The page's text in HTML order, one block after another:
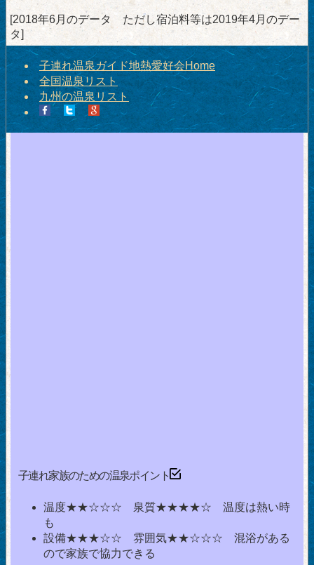
[2018年6月のデータ ただし宿泊料等は2019年4月のデー
タ]
子連れ温泉ガイド地熱愛好会Home
全国温泉リスト
九州の温泉リスト
子連れ家族のための温泉ポイント
温度★★☆☆☆ 泉質★★★★☆ 温度は熱い時
も
設備★★★☆☆ 雰囲気★★☆☆☆ 混浴がある
ので家族で協力できる